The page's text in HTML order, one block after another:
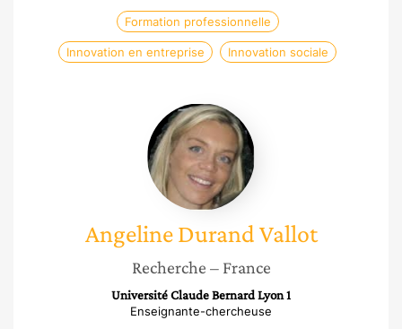
Formation professionnelle
Innovation en entreprise Innovation sociale
Angeline
Durand
Vallot
Angeline Durand Vallot
Recherche – France
Université Claude Bernard Lyon 1
Enseignante-chercheuse